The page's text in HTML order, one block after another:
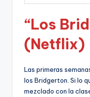
“Los
(Netflix)
Las primeras
los Bridgerton. Si lo
mezclado con la